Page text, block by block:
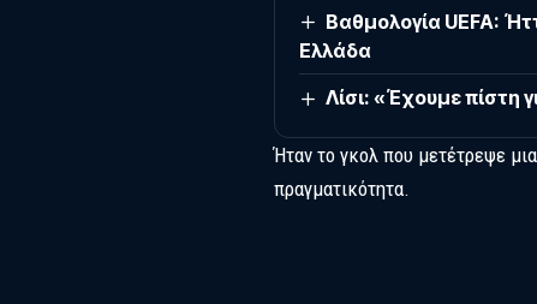
Βαθμολογία UEFA:
Ελλάδα
Λίσι: «Έχουμε πίστη
Ήταν το γκολ που μετέτρεψε
πραγματικότητα.